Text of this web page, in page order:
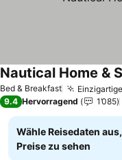
Bed & Breakfast
Nautical Home &
9.4 Hervorragend 1’085
Wähle Reisedaten
Preise zu sehen